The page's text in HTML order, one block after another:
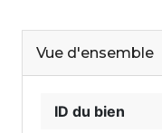
Vue d'ensemble
ID du bien